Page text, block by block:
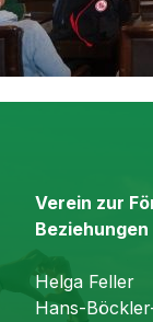
Verein zur
Helga Feller
Hans-